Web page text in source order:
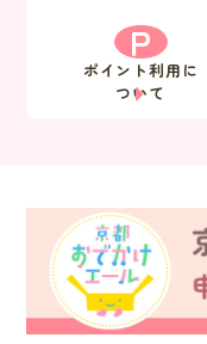
P
ポイント利用に
ついて